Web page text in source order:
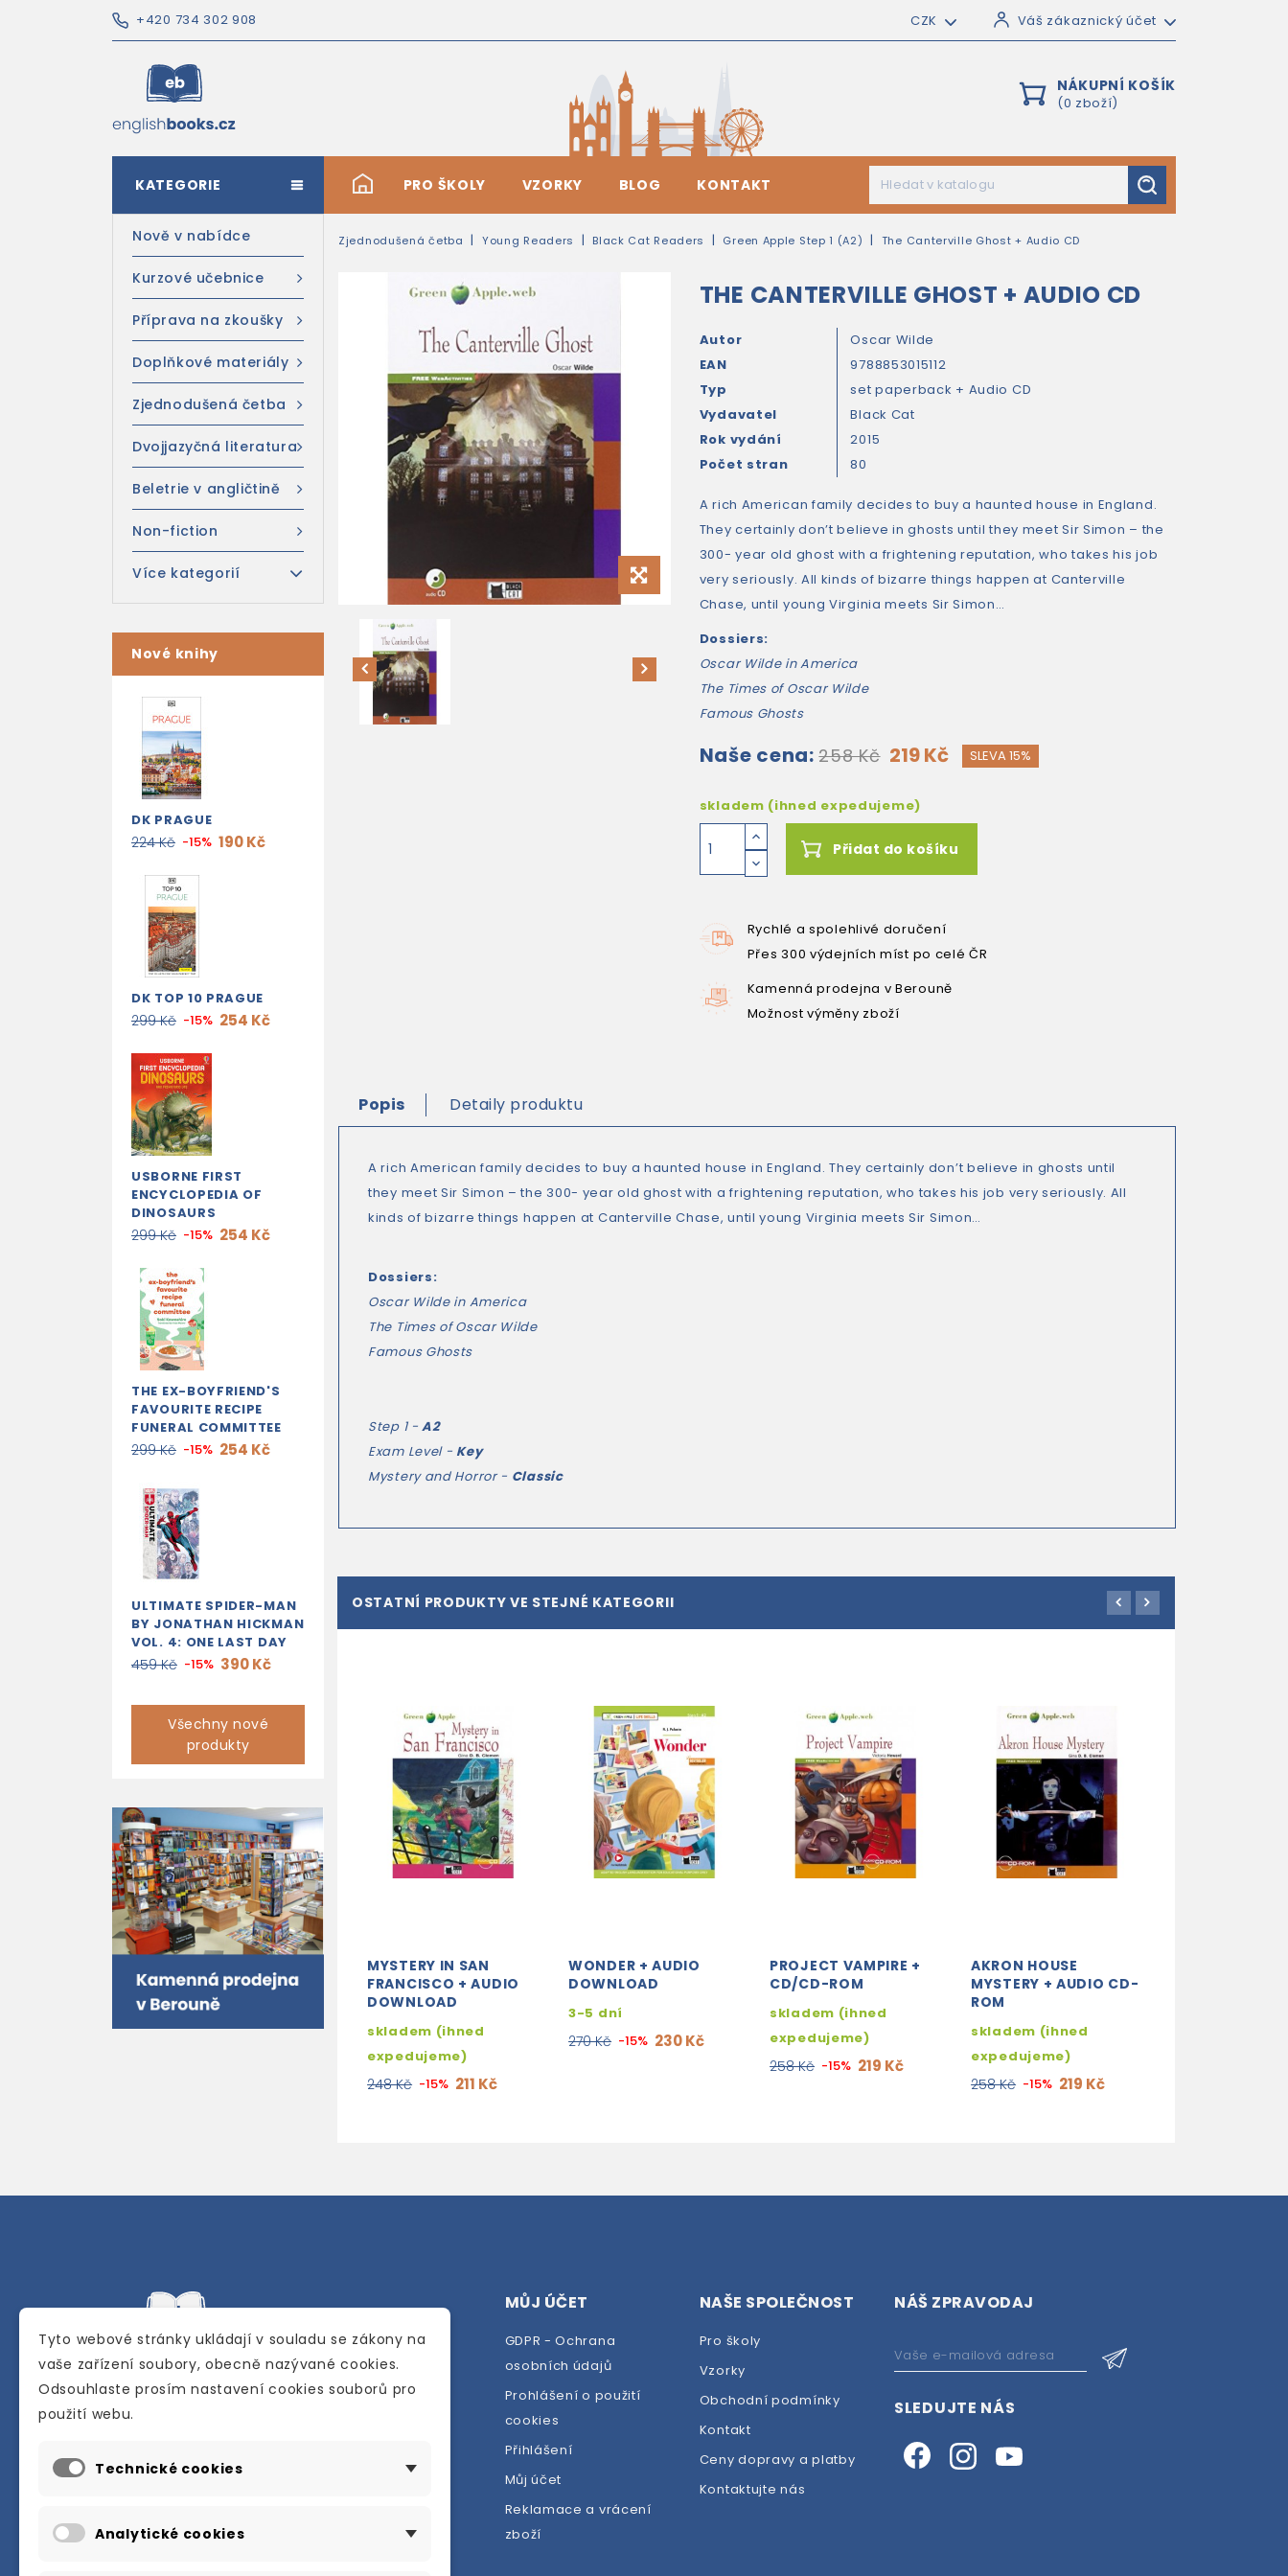
+420 734 302 908 CZK Váš zákaznický účet
NÁKUPNÍ KOŠÍK
(0 zboží)
# PRO ŠKOLY VZORKY BLOG KONTAKT
KATEGORIE
Nově v nabídce
Kurzové učebnice
Příprava na zkoušky
Doplňkové materiály
Zjednodušená četba
Dvojjazyčná literatura
Beletrie v angličtině
Non-fiction
Více kategorií
Nové knihy
DK PRAGUE
224 Kč -15% 190 Kč
DK TOP 10 PRAGUE
299 Kč -15% 254 Kč
USBORNE FIRST
ENCYCLOPEDIA OF
DINOSAURS
299 Kč -15% 254 Kč
THE EX-BOYFRIEND'S
FAVOURITE RECIPE
FUNERAL COMMITTEE
299 Kč -15% 254 Kč
ULTIMATE SPIDER-MAN
BY JONATHAN HICKMAN
VOL. 4: ONE LAST DAY
459 Kč -15% 390 Kč
Všechny nové
produkty
Zjednodušená četba Young Readers Black Cat Readers Green Apple Step 1 (A2) The Canterville Ghost + Audio CD
THE CANTERVILLE GHOST + AUDIO CD
Autor
Oscar Wilde
EAN
9788853015112
Typ
set paperback + Audio CD
Vydavatel
Black Cat
Rok vydání
2015
Počet stran
80
A rich American family decides to buy a haunted house in England.
They certainly don’t believe in ghosts until they meet Sir Simon – the
300- year old ghost with a frightening reputation, who takes his job
very seriously. All kinds of bizarre things happen at Canterville
Chase, until young Virginia meets Sir Simon…
Dossiers:
Oscar Wilde in America
The Times of Oscar Wilde
Famous Ghosts
Naše cena: 258 Kč 219 Kč SLEVA 15%
skladem (ihned expedujeme)
Přidat do košíku
Rychlé a spolehlivé doručení
Přes 300 výdejních míst po celé ČR
Kamenná prodejna v Berouně
Možnost výměny zboží
Popis Detaily produktu
A rich American family decides to buy a haunted house in England. They certainly don’t believe in ghosts until
they meet Sir Simon – the 300- year old ghost with a frightening reputation, who takes his job very seriously. All
kinds of bizarre things happen at Canterville Chase, until young Virginia meets Sir Simon…
Dossiers:
Oscar Wilde in America
The Times of Oscar Wilde
Famous Ghosts
Step 1 -A2
Exam Level - Key
Mystery and Horror - Classic
OSTATNÍ PRODUKTY VE STEJNÉ KATEGORII
MYSTERY IN SAN
FRANCISCO + AUDIO
DOWNLOAD
skladem (ihned
expedujeme)
248 Kč -15% 211 Kč
WONDER + AUDIO
DOWNLOAD
3-5 dní
270 Kč -15% 230 Kč
PROJECT VAMPIRE +
CD/CD-ROM
skladem (ihned
expedujeme)
258 Kč -15% 219 Kč
AKRON HOUSE
MYSTERY + AUDIO CD-
ROM
skladem (ihned
expedujeme)
258 Kč -15% 219 Kč
Internetové a kamenné knihkupectví se
anglického jazyka.
Karly Machové 48 Beroun 266 01
MŮJ ÚČET
GDPR - Ochrana
osobních údajů
Prohlášení o použití
cookies
Přihlášení
Můj účet
Reklamace a vrácení
zboží
NAŠE SPOLEČNOST
Pro školy
Vzorky
Obchodní podmínky
Kontakt
Ceny dopravy a platby
Kontaktujte nás
NÁŠ ZPRAVODAJ
SLEDUJTE NÁS
Tyto webové stránky ukládají v souladu se zákony na
vaše zařízení soubory, obecně nazývané cookies.
Odsouhlaste prosím nastavení cookies souborů pro
použití webu.
Technické cookies
Analytické cookies